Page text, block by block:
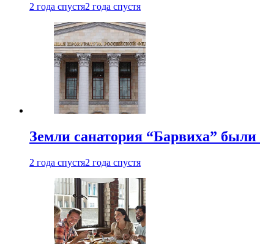
2 года спустя2 года спустя
Земли санатория “Барвиха”
2 года спустя2 года спустя